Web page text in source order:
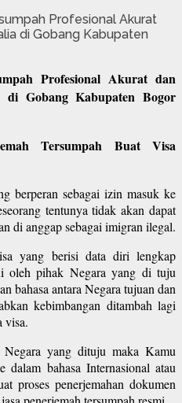
Profesional Akurat dan
Gobang Kabupaten Bogor
Tersumpah Buat Visa
berperan sebagai izin masuk ke
tentunya tidak akan dapat
di anggap sebagai imigran ilegal.
yang berisi data diri lengkap
oleh pihak Negara yang di tuju
bahasa antara Negara tujuan dan
kebimbangan ditambah lagi
visa.
Negara yang dituju maka Kamu
bahasa Internasional atau
proses penerjemahan dokumen